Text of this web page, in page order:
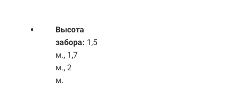
Высота
забора: 1,5
м., 1,7
м., 2
м.